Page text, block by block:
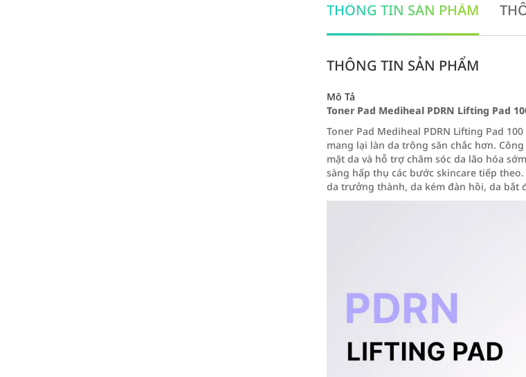
THÔNG TIN SẢN PHẨM
THÔNG TIN SẢN PHẨM
Mô Tả
Toner Pad Mediheal PDRN Lifting Pad
Toner Pad Mediheal PDRN Lifting Pad
mang lại làn da trông săn chắc hơn.
mặt da và hỗ trợ chăm sóc da lão hóa
sàng hấp thụ các bước skincare tiếp
da trưởng thành, da kém đàn hồi, da bắt